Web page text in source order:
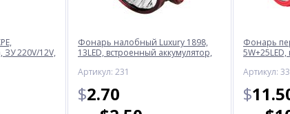
ЗУ 220V/12V,
Фонарь налобный Luxury 1898,
13LED, встроенный аккумулятор,
Артикул: 231
$2.70
Фонарь
Артикул:
$